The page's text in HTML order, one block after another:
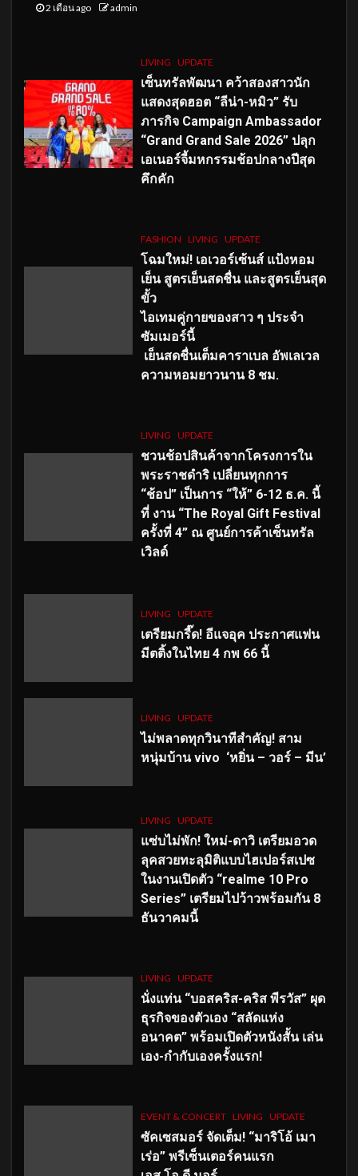
2 เดือน ago admin
LIVING UPDATE
เซ็นทรัลพัฒนา คว้าสองสาวนัก
แสดงสุดฮอต “ลีน่า-หมิว” รับ
ภารกิจ Campaign Ambassador
“Grand Grand Sale 2026” ปลุก
เอเนอร์จี้มหกรรมช้อปกลางปีสุด
คึกคัก
FASHION LIVING UPDATE
โฉมใหม่! เอเวอร์เซ้นส์ แป้งหอม
เย็น สูตรเย็นสดชื่น และสูตรเย็นสุด
ขั้ว
ไอเทมคู่กายของสาว ๆ ประจำ
ซัมเมอร์นี้
เย็นสดชื่นเต็มคาราเบล อัพเลเวล
ความหอมยาวนาน 8 ชม.
LIVING UPDATE
ชวนช้อปสินค้าจากโครงการใน
พระราชดำริ เปลี่ยนทุกการ
“ช้อป” เป็นการ “ให้” 6-12 ธ.ค. นี้
ที่ งาน “The Royal Gift Festival
ครั้งที่ 4” ณ ศูนย์การค้าเซ็นทรัล
เวิลด์
LIVING UPDATE
เตรียมกรี๊ด! อีแจอุค ประกาศแฟน
มีตติ้งในไทย 4 กพ 66 นี้
LIVING UPDATE
ไม่พลาดทุกวินาทีสำคัญ! สาม
หนุ่มบ้าน vivo ‘หยิ่น – วอร์ – มีน’
LIVING UPDATE
แซ่บไม่พัก! ใหม่-ดาวิ เตรียมอวด
ลุคสวยทะลุมิติแบบไฮเปอร์สเปซ
ในงานเปิดตัว “realme 10 Pro
Series” เตรียมไปว้าวพร้อมกัน 8
ธันวาคมนี้
LIVING UPDATE
นั่งแท่น “บอสคริส-คริส พีรวัส” ผุด
ธุรกิจของตัวเอง “สลัดแห่ง
อนาคต” พร้อมเปิดตัวหนังสั้น เล่น
เอง-กำกับเองครั้งแรก!
EVENT & CONCERT LIVING UPDATE
ซัคเซสมอร์ จัดเต็ม! “มาริโอ้ เมา
เร่อ” พรีเซ็นเตอร์คนแรก